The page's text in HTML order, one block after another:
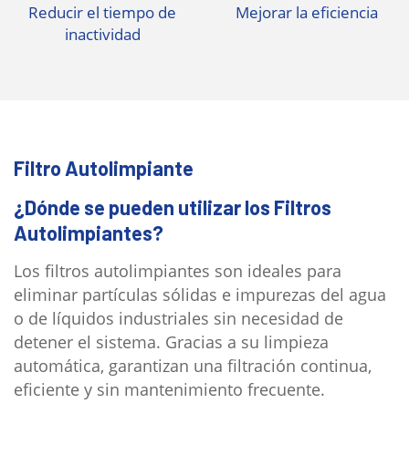
Reducir el tiempo de
inactividad
Mejorar la eficiencia
Filtro Autolimpiante
¿Dónde se pueden utilizar los Filtros
Autolimpiantes?
Los filtros autolimpiantes son ideales para
eliminar partículas sólidas e impurezas del agua
o de líquidos industriales sin necesidad de
detener el sistema. Gracias a su limpieza
automática, garantizan una filtración continua,
eficiente y sin mantenimiento frecuente.